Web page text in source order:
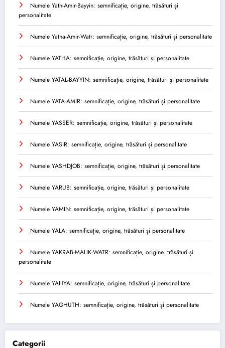
Numele Yath-Amir-Bayyin: semnificație, origine, trăsături și
personalitate
Numele Yatha-Amir-Watr: semnificație, origine, trăsături și personalitate
Numele YATHA: semnificație, origine, trăsături și personalitate
Numele YATAL-BAYYIN: semnificație, origine, trăsături și personalitate
Numele YATA-AMIR: semnificație, origine, trăsături și personalitate
Numele YASSER: semnificație, origine, trăsături și personalitate
Numele YASIR: semnificație, origine, trăsături și personalitate
Numele YASHDJOB: semnificație, origine, trăsături și personalitate
Numele YARUB: semnificație, origine, trăsături și personalitate
Numele YAMIN: semnificație, origine, trăsături și personalitate
Numele YALA: semnificație, origine, trăsături și personalitate
Numele YAKRAB-MALIK-WATR: semnificație, origine, trăsături și
personalitate
Numele YAHYA: semnificație, origine, trăsături și personalitate
Numele YAGHUTH: semnificație, origine, trăsături și personalitate
Categorii